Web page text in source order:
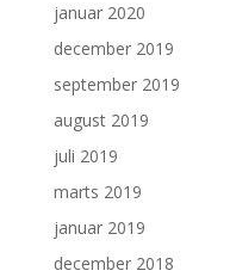
januar 2020
december 2019
september 2019
august 2019
juli 2019
marts 2019
januar 2019
december 2018